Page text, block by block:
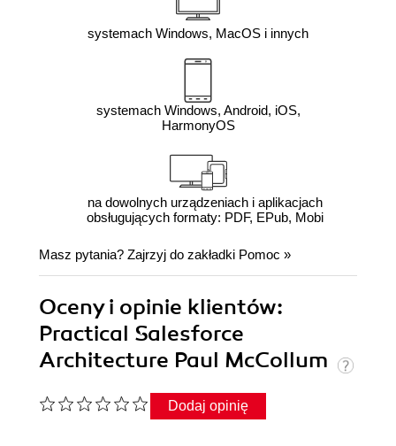
systemach Windows, MacOS i innych
systemach Windows, Android, iOS,
HarmonyOS
na dowolnych urządzeniach i aplikacjach
obsługujących formaty: PDF, EPub, Mobi
Masz pytania? Zajrzyj do zakładki Pomoc »
Oceny i opinie klientów:
Practical Salesforce
Architecture Paul McCollum
Dodaj opinię